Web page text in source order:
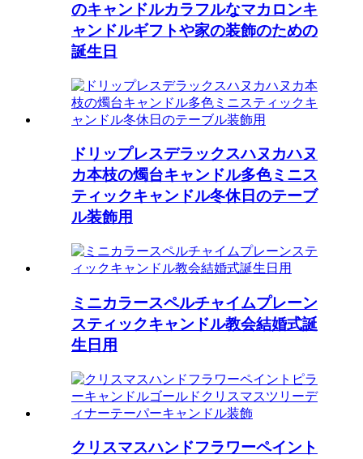
のキャンドルカラフルなマカロンキ
ャンドルギフトや家の装飾のための
誕生日
ドリップレスデラックスハヌカハヌ
カ本枝の燭台キャンドル多色ミニス
ティックキャンドル冬休日のテーブ
ル装飾用
ミニカラースペルチャイムプレーン
スティックキャンドル教会結婚式誕
生日用
クリスマスハンドフラワーペイント